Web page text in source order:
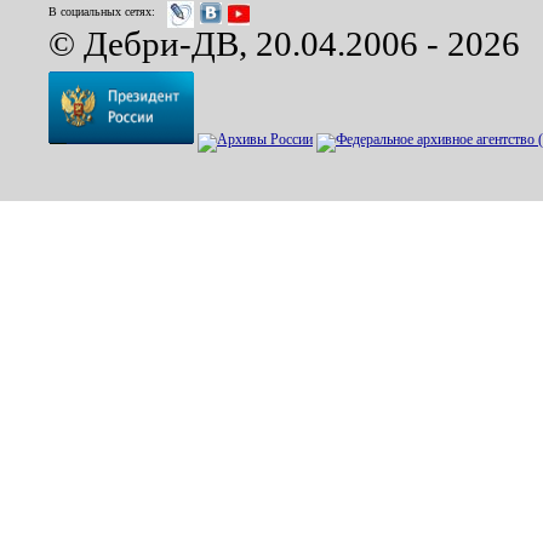
В социальных сетях:
© Дебри-ДВ, 20.04.2006 - 2026